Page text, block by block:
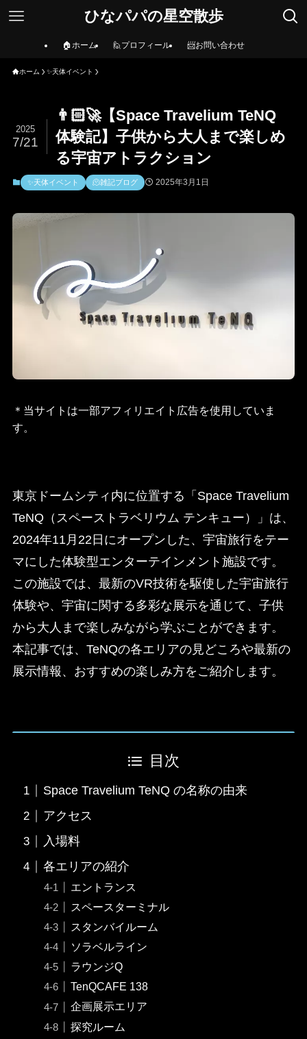
ひなパパの星空散歩
🏠ホーム 🙋プロフィール 📨お問い合わせ
ホーム ✨天体イベント
👨🏻‍🚀【Space Travelium TeNQ
体験記】子供から大人まで楽しめ
る宇宙アトラクション
2025
7/21
✨天体イベント 🫠雑記ブログ 2025年3月1日
＊当サイトは一部アフィリエイト広告を使用していま
す。
東京ドームシティ内に位置する「Space Travelium
TeNQ（スペーストラベリウム テンキュー）」は、
2024年11月22日にオープンした、宇宙旅行をテー
マにした体験型エンターテインメント施設です。 ​
この施設では、最新のVR技術を駆使した宇宙旅行
体験や、宇宙に関する多彩な展示を通じて、子供
から大人まで楽しみながら学ぶことができます。​
本記事では、TeNQの各エリアの見どころや最新の
展示情報、おすすめの楽しみ方をご紹介します。
目次
Space Travelium TeNQ の名称の由来
アクセス
入場料
各エリアの紹介
エントランス
スペースターミナル
スタンバイルーム
ソラベルライン
ラウンジQ
TenQCAFE 138
企画展示エリア
探究ルーム